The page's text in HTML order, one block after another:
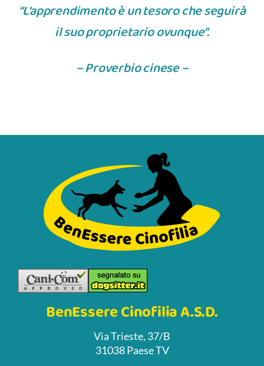
“L’apprendimento è un tesoro che seguirà
il suo proprietario ovunque”.
– Proverbio cinese –
BenEssere Cinofilia A.S.D.
Via Trieste, 37/B
31038 Paese TV